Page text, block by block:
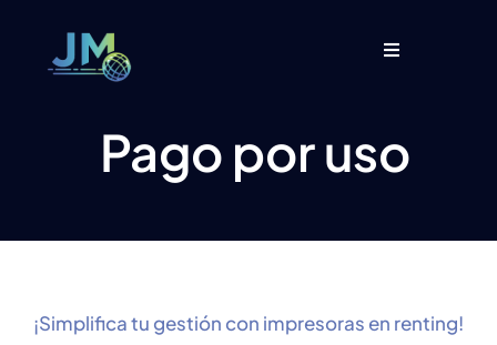
contenido
Toggle
Sobre nosotros
Blog
Pago por uso
¡Simplifica tu gestión con impresoras en renting!